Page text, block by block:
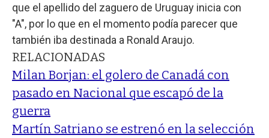
que el apellido del zaguero de Uruguay inicia con
"A", por lo que en el momento podía parecer que
también iba destinada a Ronald Araujo.
RELACIONADAS
Milan Borjan: el golero de Canadá con
pasado en Nacional que escapó de la
guerra
Martín Satriano se estrenó en la selección